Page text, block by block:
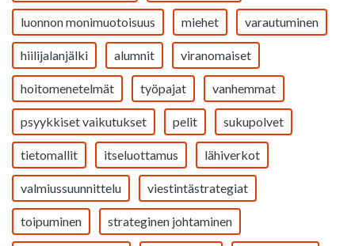
luonnon monimuotoisuus miehet varautuminen
hiilijalanjälki alumnit viranomaiset
hoitomenetelmät työpajat vanhemmat
psyykkiset vaikutukset pelit sukupolvet
tietomallit itseluottamus lähiverkot
valmiussuunnittelu viestintästrategiat
toipuminen strateginen johtaminen